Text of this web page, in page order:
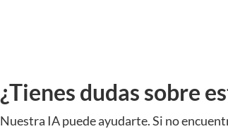
¿Tienes dudas sobre
Nuestra IA puede ayudarte. Si no